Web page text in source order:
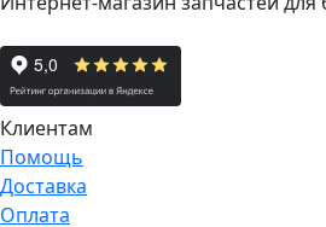
Клиентам
Помощь
Доставка
Оплата